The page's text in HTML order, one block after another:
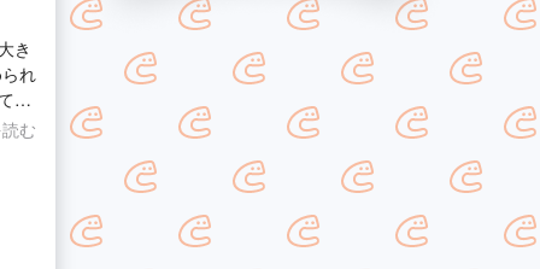
き
れ
く
終む